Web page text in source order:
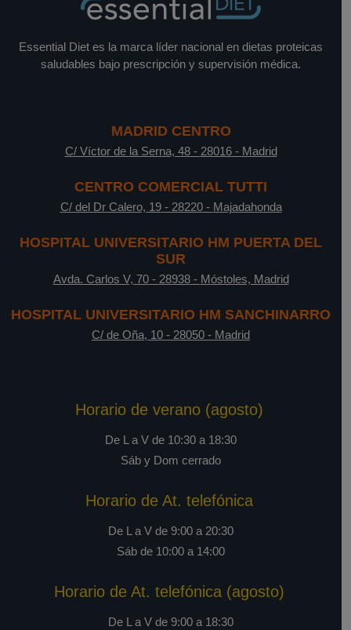
Essential Diet es la marca líder nacional en dietas proteicas
saludables bajo prescripción y supervisión médica.
MADRID CENTRO
C/ Víctor de la Serna, 48- 28016- Madrid
CENTRO COMERCIAL TUTTI
C/ del Dr Calero, 19- 28220- Majadahonda
HOSPITAL UNIVERSITARIO HM PUERTA DEL
SUR
Avda. Carlos V, 70- 28938- Móstoles, Madrid
HOSPITAL UNIVERSITARIO HM SANCHINARRO
C/ de Oña, 10 - 28050 - Madrid
Horario de verano (agosto)
De L a V de 10:30 a 18:30
Sáb y Dom cerrado
Horario de At. telefónica
De L a V de 9:00 a 20:30
Sáb de 10:00 a 14:00
Horario de At. telefónica (agosto)
De L a V de 9:00 a 18:30